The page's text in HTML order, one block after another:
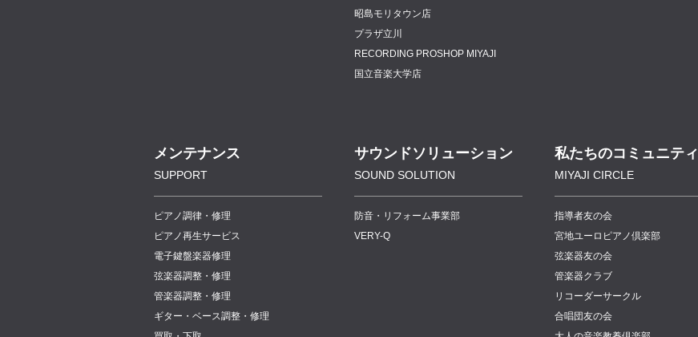
昭島モリタウン店
プラザ立川
RECORDING PROSHOP MIYAJI
国立音楽大学店
メンテナンス
SUPPORT
ピアノ調律・修理
ピアノ再生サービス
電子鍵盤楽器修理
弦楽器調整・修理
管楽器調整・修理
ギター・ベース調整・修理
サウンドソリューション
SOUND SOLUTION
防音・リフォーム事業部
VERY-Q
私たちのコミュニティ
MIYAJI CIRCLE
指導者友の会
宮地ユーロピアノ倶楽部
弦楽器友の会
管楽器クラブ
リコーダーサークル
合唱団友の会